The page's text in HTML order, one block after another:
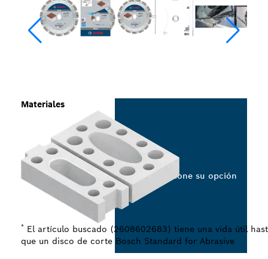
Materiales
* El artículo buscado (2608602683) tiene una vida útil
que un disco de corte Bosch Standard for Abrasive
Seleccione su opción